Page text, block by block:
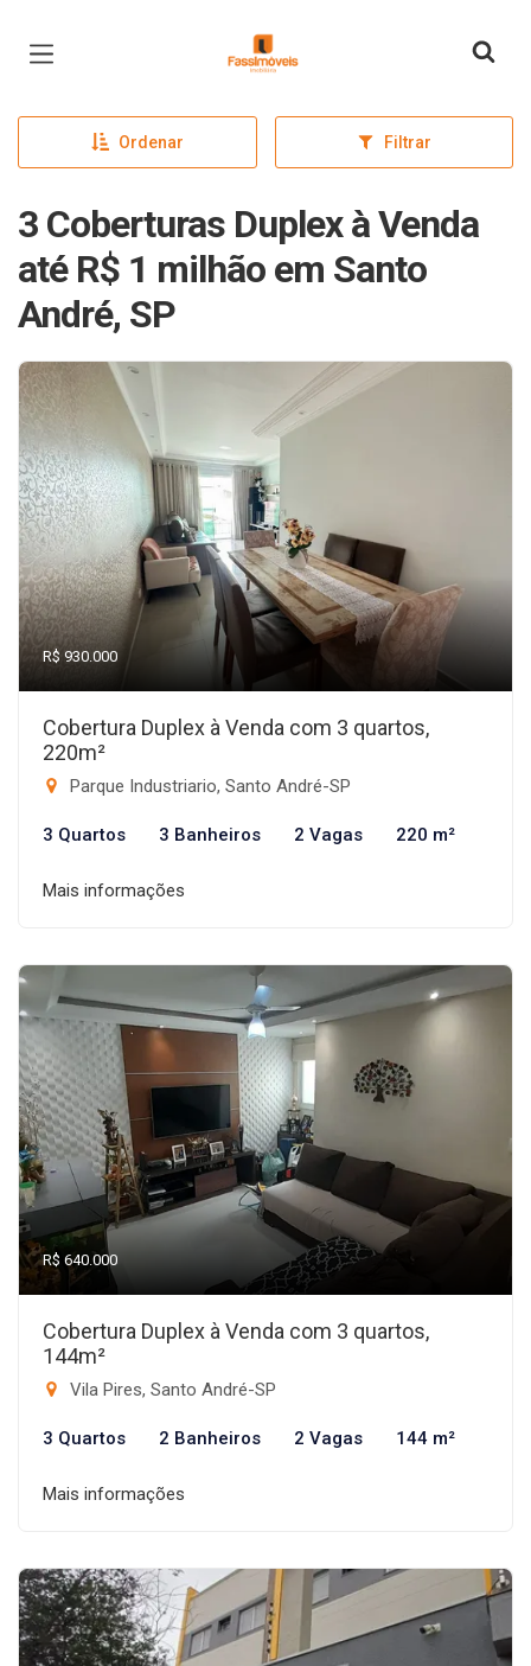
Página inicial
Ordenar Filtrar
3 Coberturas Duplex à Venda
até R$ 1 milhão em Santo
André, SP
R$ 930.000
Cobertura Duplex à Venda com 3 quartos,
220m²
Parque Industriario, Santo André-SP
3 Quartos 3 Banheiros 2 Vagas 220 m²
Mais informações
R$ 640.000
Cobertura Duplex à Venda com 3 quartos,
144m²
Vila Pires, Santo André-SP
3 Quartos 2 Banheiros 2 Vagas 144 m²
Mais informações